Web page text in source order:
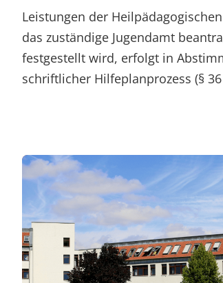
Leistungen der
das zuständige Jugendamt
festgestellt wird, erfolgt in
schriftlicher Hilfeplanprozess (§ 36